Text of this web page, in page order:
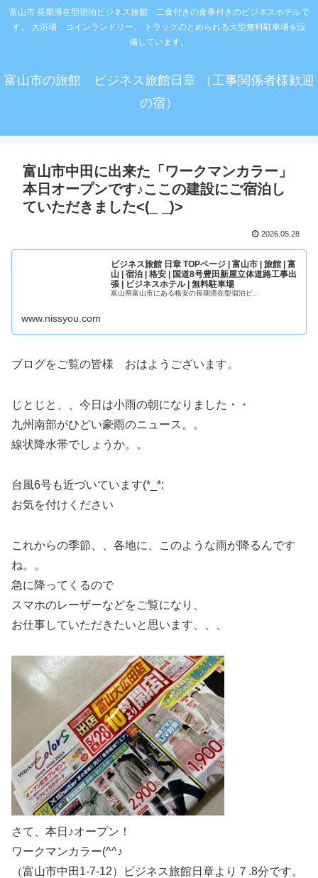
富山市 長期滞在型宿泊ビジネス旅館 二食付きの食事付きのビジネスホテルで
す。 大浴場 コインランドリー、 トラックのとめられる大型無料駐車場を設
備しています。
富山市の旅館 ビジネス旅館日章 （工事関係者様歓迎
の宿）
富山市中田に出来た「ワークマンカラー」
本日オープンです♪ここの建設にご宿泊し
ていただきました<(_ _)>
2026.05.28
ビジネス旅館 日章 TOPページ | 富山市 | 旅館 | 富
山 | 宿泊 | 格安 | 国道8号豊田新屋立体道路工事出
張 | ビジネスホテル | 無料駐車場
富山県富山市にある格安の長期滞在型宿泊ビ...
www.nissyou.com
ブログをご覧の皆様 おはようございます。
じとじと、、今日は小雨の朝になりました・・
九州南部がひどい豪雨のニュース。。
線状降水帯でしょうか。。
台風6号も近づいています(*_*;
お気を付けください
これからの季節、、各地に、このような雨が降るんです
ね。。
急に降ってくるので
スマホのレーザーなどをご覧になり、
お仕事していただきたいと思います、、、
さて、本日♪オープン！
ワークマンカラー(^^♪
（富山市中田1-7-12）ビジネス旅館日章より７.8分です。